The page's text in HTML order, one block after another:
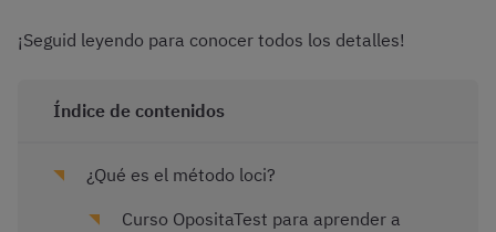
¡Seguid leyendo para conocer todos los detalles!
Índice de contenidos
¿Qué es el método loci?
Curso OpositaTest para aprender a